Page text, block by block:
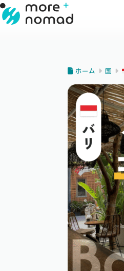
ホーム 国